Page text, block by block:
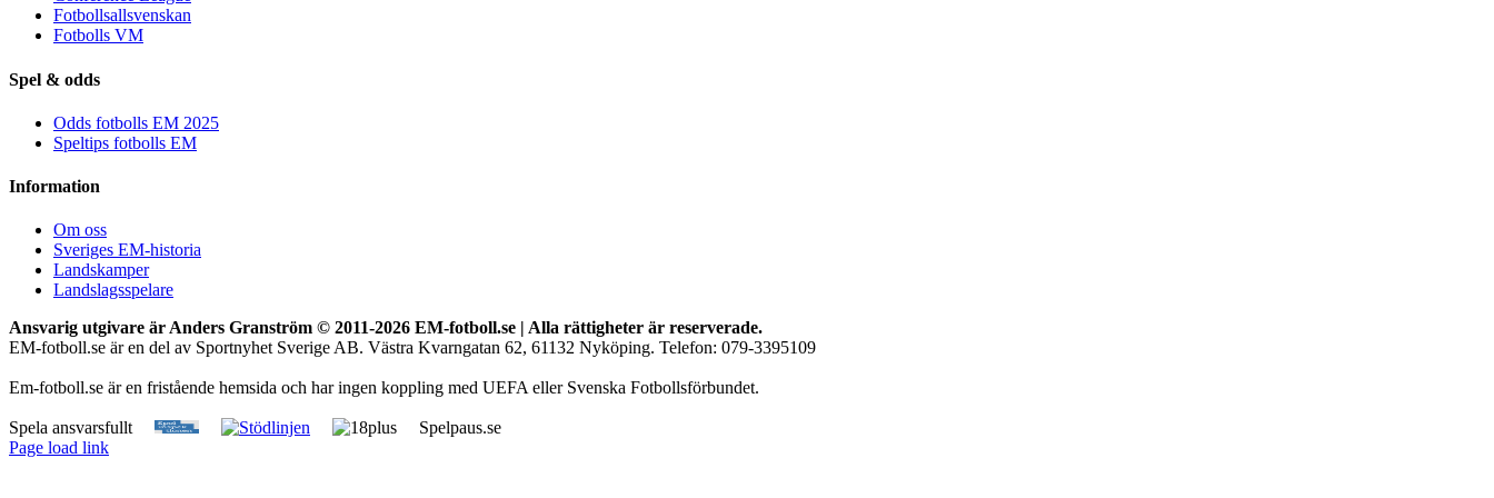
Fotbollsallsvenskan
Fotbolls VM
Spel & odds
Odds fotbolls EM 2025
Speltips fotbolls EM
Information
Om oss
Sveriges EM-historia
Landskamper
Landslagsspelare
Ansvarig utgivare är Anders Granström © 2011-2026 EM-fotboll.se | Alla rättigheter är reserverade.
EM-fotboll.se är en del av Sportnyhet Sverige AB. Västra Kvarngatan 62, 61132 Nyköping. Telefon: 079-3395109
Em-fotboll.se är en fristående hemsida och har ingen koppling med UEFA eller Svenska Fotbollsförbundet.
Spela ansvarsfullt
Spelpaus.se
Page load link